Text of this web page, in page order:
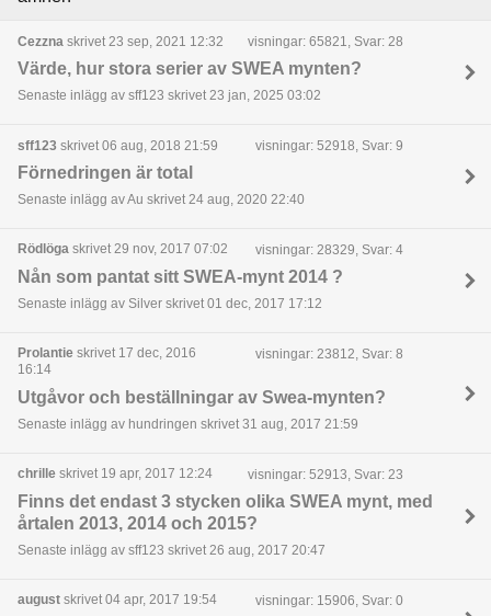
Cezzna skrivet 23 sep, 2021 12:32 visningar: 65821, Svar: 28
Värde, hur stora serier av SWEA mynten?
Senaste inlägg av sff123 skrivet 23 jan, 2025 03:02
sff123 skrivet 06 aug, 2018 21:59 visningar: 52918, Svar: 9
Förnedringen är total
Senaste inlägg av Au skrivet 24 aug, 2020 22:40
Rödlöga skrivet 29 nov, 2017 07:02 visningar: 28329, Svar: 4
Nån som pantat sitt SWEA-mynt 2014 ?
Senaste inlägg av Silver skrivet 01 dec, 2017 17:12
Prolantie skrivet 17 dec, 2016
16:14
visningar: 23812, Svar: 8
Utgåvor och beställningar av Swea-mynten?
Senaste inlägg av hundringen skrivet 31 aug, 2017 21:59
chrille skrivet 19 apr, 2017 12:24 visningar: 52913, Svar: 23
Finns det endast 3 stycken olika SWEA mynt, med
årtalen 2013, 2014 och 2015?
Senaste inlägg av sff123 skrivet 26 aug, 2017 20:47
august skrivet 04 apr, 2017 19:54 visningar: 15906, Svar: 0